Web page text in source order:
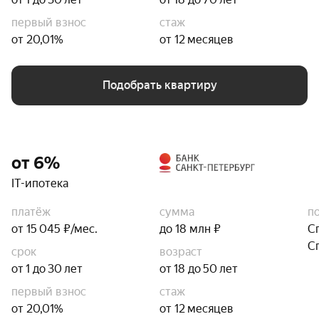
первый взнос
от 20,01%
стаж
от 12 месяцев
Подобрать квартиру
от 6%
IT-ипотека
платёж
от 15 045 ₽/мес.
сумма
до 18 млн ₽
срок
от 1 до 30 лет
возраст
от 18 до 50 лет
первый взнос
от 20,01%
стаж
от 12 месяцев